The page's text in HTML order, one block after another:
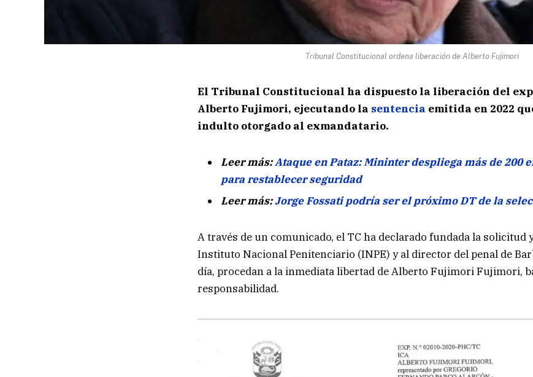
Tribunal Constitucional ordena liberación de Alberto Fujimori
El Tribunal Constitucional ha dispuesto la liberación del
Alberto Fujimori, ejecutando la sentencia emitida en 2022
indulto otorgado al exmandatario.
Leer más:Ataque en Pataz: Mininter despliega más de 200
para restablecer seguridad
Leer más:Jorge Fossati podría ser el próximo DT de la
A través de un comunicado, el TC ha declarado fundada la solicitud
Instituto Nacional Penitenciario (INPE) y al director del penal de
día, procedan a la inmediata libertad de Alberto Fujimori Fujimori,
responsabilidad.